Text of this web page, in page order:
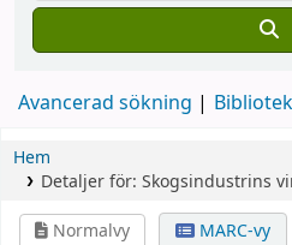
Avancerad sökning Bibliotek
Hem
Detaljer för: Skogsindustrins
Normalvy
MARC-vy